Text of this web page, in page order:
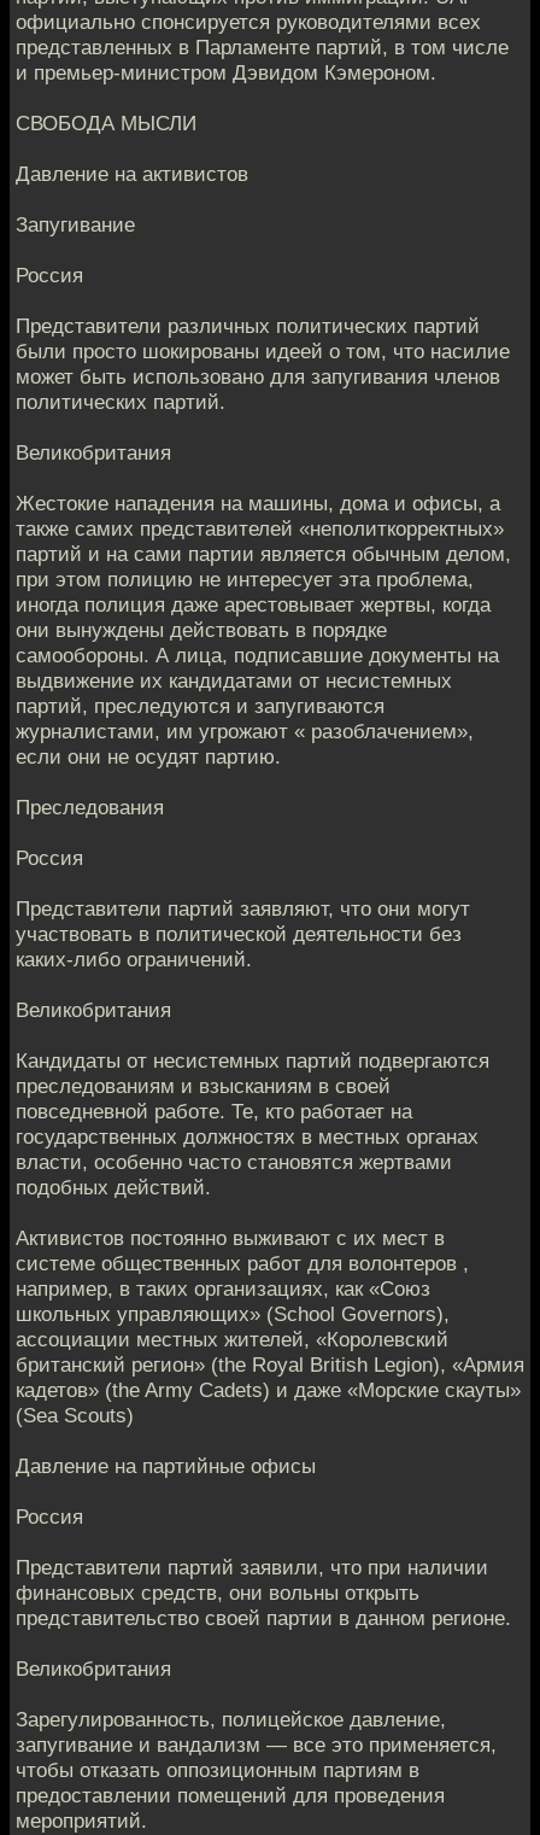
официально спонсируется руководителями всех
представленных в Парламенте партий, в том числе
и премьер-министром Дэвидом Кэмероном.
СВОБОДА МЫСЛИ
Давление на активистов
Запугивание
Россия
Представители различных политических партий
были просто шокированы идеей о том, что насилие
может быть использовано для запугивания членов
политических партий.
Великобритания
Жестокие нападения на машины, дома и офисы, а
также самих представителей «неполиткорректных»
партий и на сами партии является обычным делом,
при этом полицию не интересует эта проблема,
иногда полиция даже арестовывает жертвы, когда
они вынуждены действовать в порядке
самообороны. А лица, подписавшие документы на
выдвижение их кандидатами от несистемных
партий, преследуются и запугиваются
журналистами, им угрожают « разоблачением»,
если они не осудят партию.
Преследования
Россия
Представители партий заявляют, что они могут
участвовать в политической деятельности без
каких-либо ограничений.
Великобритания
Кандидаты от несистемных партий подвергаются
преследованиям и взысканиям в своей
повседневной работе. Те, кто работает на
государственных должностях в местных органах
власти, особенно часто становятся жертвами
подобных действий.
Активистов постоянно выживают с их мест в
системе общественных работ для волонтеров ,
например, в таких организациях, как «Союз
школьных управляющих» (School Governors),
ассоциации местных жителей, «Королевский
британский регион» (the Royal British Legion), «Армия
кадетов» (the Army Cadets) и даже «Морские скауты»
(Sea Scouts)
Давление на партийные офисы
Россия
Представители партий заявили, что при наличии
финансовых средств, они вольны открыть
представительство своей партии в данном регионе.
Великобритания
Зарегулированность, полицейское давление,
запугивание и вандализм — все это применяется,
чтобы отказать оппозиционным партиям в
предоставлении помещений для проведения
мероприятий.